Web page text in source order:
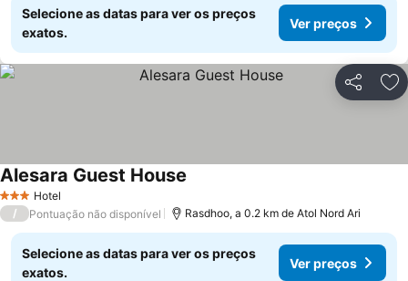
Selecione as datas para ver os preços
exatos.
Ver preços
Partilhar
3 EstrelasHotel
Alesara Guest House
/ Pontuação não disponível Rasdhoo, a 0.2 km de Atol Nord Ari
Selecione as datas para ver os preços
exatos.
Ver preços